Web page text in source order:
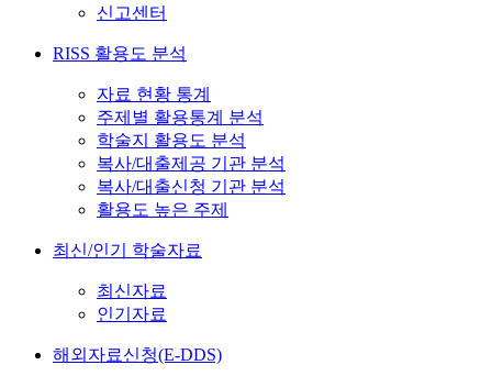
신고센터
RISS 활용도 분석
자료 현황 통계
주제별 활용통계 분석
학술지 활용도 분석
복사/대출제공 기관 분석
복사/대출신청 기관 분석
활용도 높은 주제
최신/인기 학술자료
최신자료
인기자료
해외자료신청(E-DDS)